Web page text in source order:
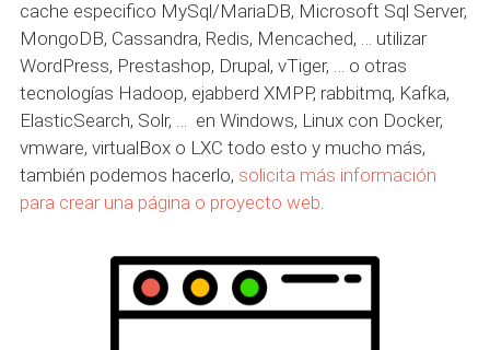
cache especifico MySql/MariaDB, Microsoft Sql Server,
MongoDB, Cassandra, Redis, Mencached, … utilizar
WordPress, Prestashop, Drupal, vTiger, … o otras
tecnologías Hadoop, ejabberd XMPP, rabbitmq, Kafka,
ElasticSearch, Solr, … en Windows, Linux con Docker,
vmware, virtualBox o LXC todo esto y mucho más,
también podemos hacerlo, solicita más información
para crear una página o proyecto web.